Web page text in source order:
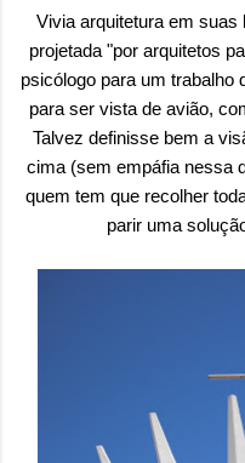
Vivia arquitetura em
projetada "por arquitetos
psicólogo para um trabalho
para ser vista de avião,
Talvez definisse bem a
cima (sem empáfia nessa
quem tem que recolher
parir uma